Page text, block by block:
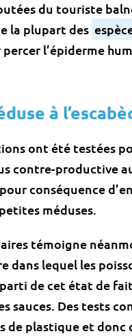
du touriste
la plupart des
l’épiderme
à
ont été testées
contre-productive
conséquence
méduses.
témoigne
dans lequel les
de cet état de
sauces. Des tests
de plastique et donc